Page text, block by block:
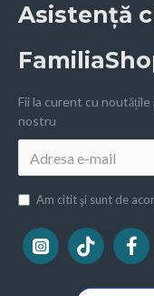
Asistență
Fii la curent cu
nostru
Am citit şi sunt de